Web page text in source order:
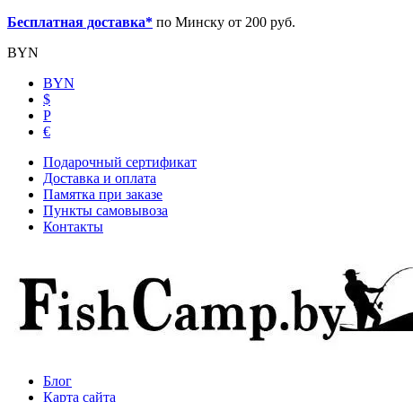
Бесплатная доставка* по Минску от 200 руб.
BYN
BYN
$
Р
€
Подарочный сертификат
Доставка и оплата
Памятка при заказе
Пункты самовывоза
Контакты
Блог
Карта сайта